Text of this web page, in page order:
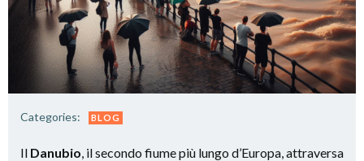
Categories: BLOG
Il Danubio, il secondo fiume più lungo d’Europa, attraversa